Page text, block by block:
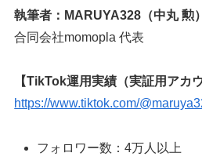
執筆者：MARUYA328（中丸 勲）
合同会社momopla 代表
【TikTok運用実績（実証用アカ
https://www.tiktok.com/
フォロワー数：4万人以上